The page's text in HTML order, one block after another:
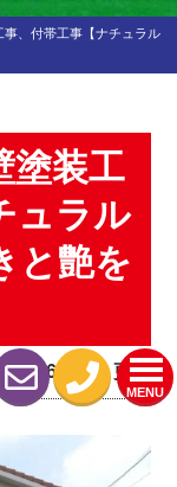
MENU
、付帯工事【ナチュラル
装工
ュラル
と艶を
2026.05.15 更新